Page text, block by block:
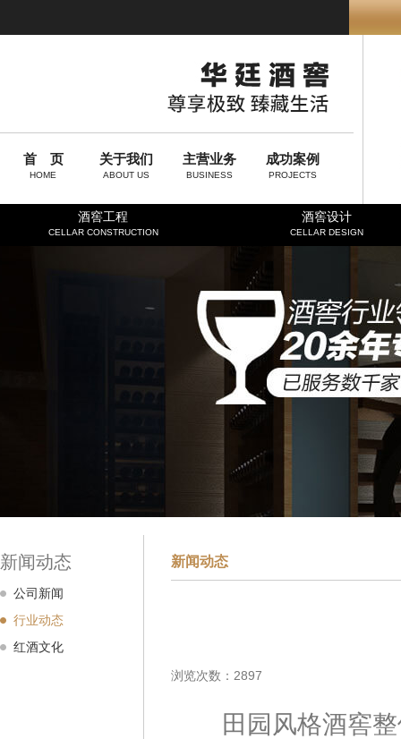
首 页
HOME
关于我们
ABOUT US
主营业务
BUSINESS
成功案例
PROJECTS
酒窖工程
CELLAR CONSTRUCTION
酒窖设计
CELLAR DESIGN
新闻动态
公司新闻
行业动态
红酒文化
新闻动态
浏览次数：2897
田园风格酒窖整